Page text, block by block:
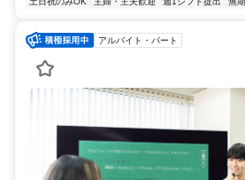
アルバイト・パート